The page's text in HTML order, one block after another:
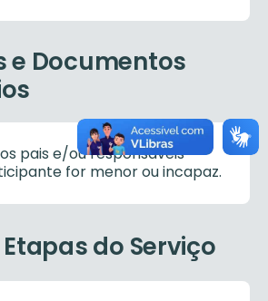
e Documentos
pais e/ou responsáveis
for menor ou incapaz.
do Serviço